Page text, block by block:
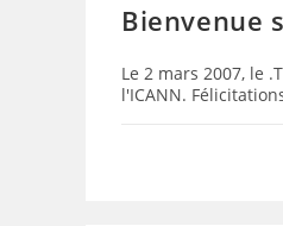
Bienvenue
Le 2 mars 2007, le
l'ICANN.